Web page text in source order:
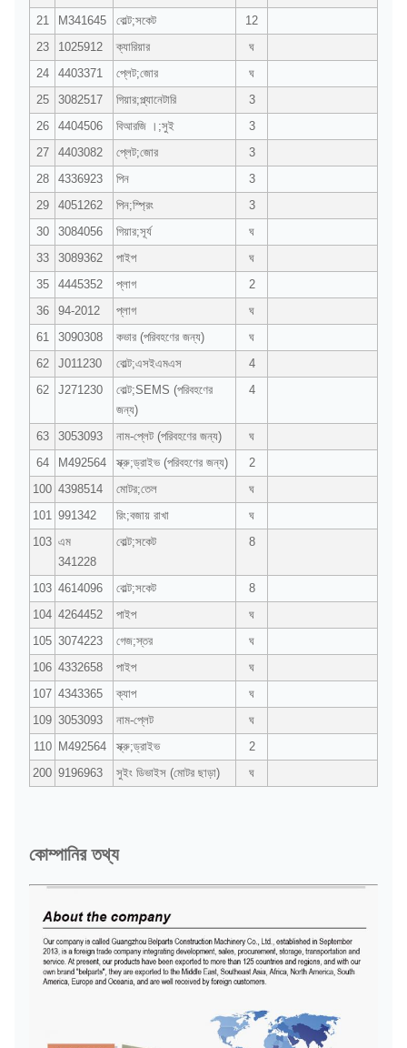
21
M341645 বোল্ট;সকেট
12
23
1025912 ক্যারিয়ার
ঘ
24
4403371 প্লেট;জোর
ঘ
25
3082517 গিয়ার;প্ল্যানেটারি
3
26
4404506 বিআরজি ।;সুই
3
27
4403082 প্লেট;জোর
3
28
4336923 পিন
3
29
4051262 পিন;স্প্রিং
3
30
3084056 গিয়ার;সূর্য
ঘ
33
3089362 পাইপ
ঘ
35
4445352 প্লাগ
2
36
94-2012 প্লাগ
ঘ
61
3090308 কভার (পরিবহণের জন্য)
ঘ
62
J011230 বোল্ট;এসইএমএস
4
62
J271230
বোল্ট;SEMS (পরিবহণের
জন্য)
4
63 3053093 নাম-প্লেট (পরিবহণের জন্য)
ঘ
64
M492564 স্ক্রু;ড্রাইভ (পরিবহণের জন্য)
2
100 4398514 মোটর;তেল
ঘ
101 991342 রিং;বজায় রাখা
ঘ
103 এম
341228
বোল্ট;সকেট 8
103 4614096 বোল্ট;সকেট
8
104 4264452 পাইপ
ঘ
105 3074223 গেজ;স্তর
ঘ
106 4332658 পাইপ
ঘ
107 4343365 ক্যাপ
ঘ
109 3053093 নাম-প্লেট
ঘ
110
M492564 স্ক্রু;ড্রাইভ
2
200 9196963 সুইং ডিভাইস (মোটর ছাড়া) ঘ
কোম্পানির তথ্য